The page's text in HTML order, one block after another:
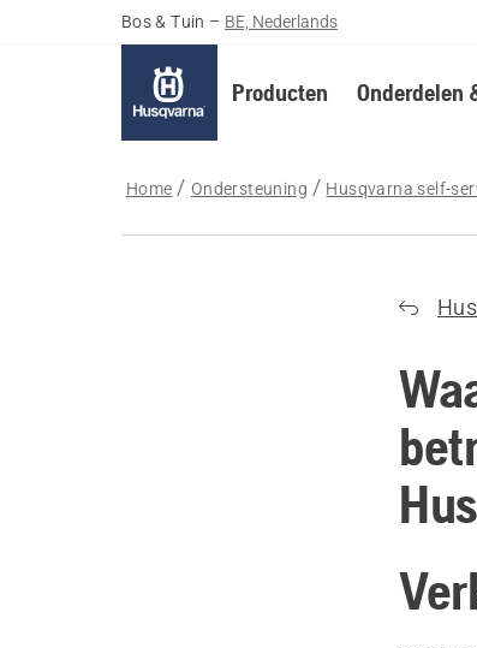
Bos & Tuin – BE, Nederlands
Producten Onderdelen
Home Ondersteuning Husqvarna self-